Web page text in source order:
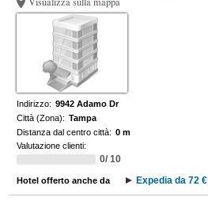
Indirizzo: 9942 Adamo Dr
Città (Zona): Tampa
Distanza dal centro città: 0 m
Valutazione clienti:
0/ 10
Hotel offerto anche da Expedia da 72 €